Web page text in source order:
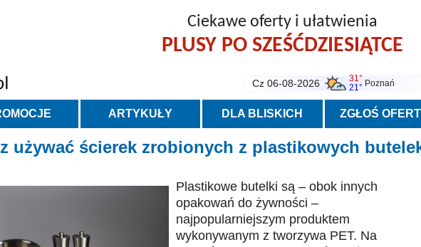
Ciekawe oferty i ułatwienia
PLUSY PO SZEŚĆDZIESIĄTCE
Cz 06-08-2026
31°
21° Poznań
ARTYKUŁY DLA BLISKICH ZGŁOŚ
używać ścierek zrobionych z plastikowych
Plastikowe butelki są – obok innych
opakowań do żywności –
najpopularniejszym produktem
wykonywanym z tworzywa PET. Na